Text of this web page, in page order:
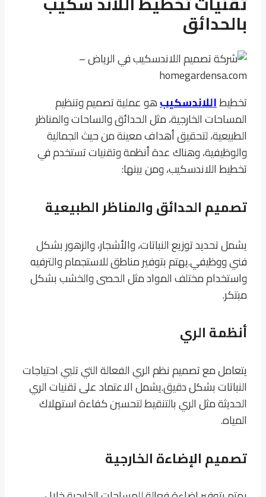
بالحدائق
تخطيطاللاندسكيبهو عملية تصميم وتنظيم
المساحات الخارجية، مثل الحدائق والساحات والمناظر
الطبيعية، لتحقيق أهداف معينة من حيث الجمالية
والوظيفية، وهناك عدة أنظمة وتقنيات تستخدم في
تخطيط اللاندسكيب، ومن بينها:
تصميم الحدائق والمناظر الطبيعية
يشمل تحديد توزيع النباتات، والأشجار، والزهور بشكل
فني ووظيفي.يهتم بتوفير مناطق للاستجمام والترفيه
واستخدام مختلف المواد مثل الحصى والخشب بشكل
مبتكر.
أنظمة الري
يتعامل مع تصميم نظم الري الفعالة التي تلبي احتياجات
النباتات بشكل دقيق.يشمل الاعتماد على تقنيات الري
الحديثة مثل الري بالتنقيط لتحسين كفاءة استهلاك
المياه.
تصميم الإضاءة الخارجية